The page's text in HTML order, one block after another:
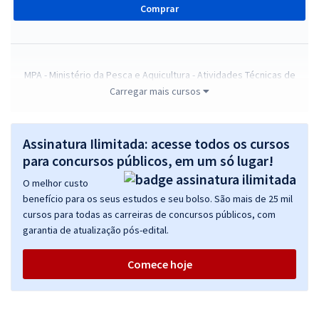
Comprar
MPA - Ministério da Pesca e Aquicultura - Atividades Técnicas de
Complexidade Intelectual - Serviço Social (Temporário)
28,66
Economize R$ 85,98 (-20%)
Comprar
MPA - Ministério da Pesca e Aquicultura - Atividades Técnicas de
Complexidade Intelectual - Administração/Gestão Pública
(Temporário)
R$ 343,92à vista
Carregar mais cursos
Assinatura Ilimitada: acesse todos os cursos
para concursos públicos, em um só lugar!
O melhor custo
benefício para os seus estudos e seu bolso. São mais de 25 mil
cursos para todas as carreiras de concursos públicos, com
garantia de atualização pós-edital.
Comece hoje